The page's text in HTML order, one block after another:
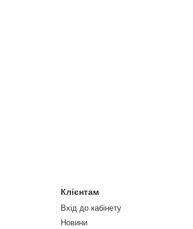
Клієнтам
Вхід до кабінету
Новини